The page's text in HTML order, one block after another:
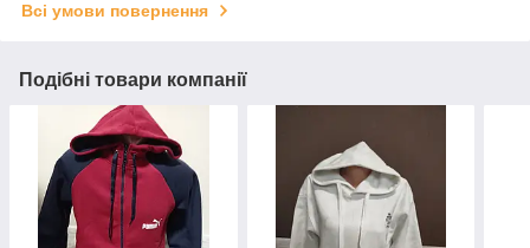
Всі умови повернення
Подібні товари компанії